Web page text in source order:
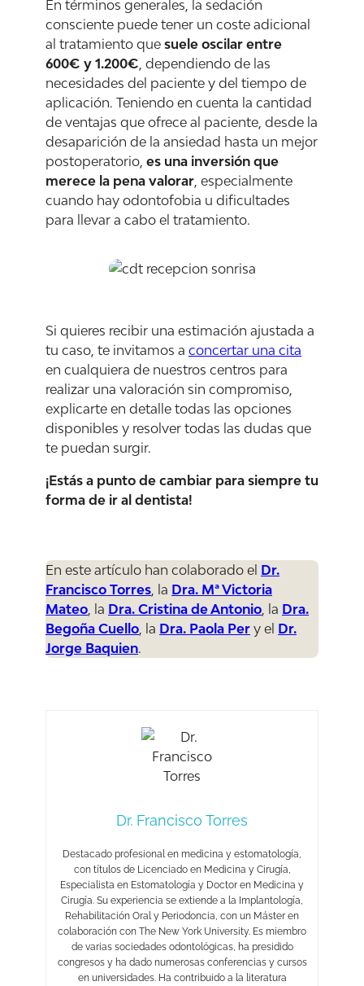
En términos generales, la sedación
consciente puede tener un coste adicional
al tratamiento que suele oscilar entre
600€ y 1.200€ , dependiendo de las
necesidades del paciente y del tiempo de
aplicación. Teniendo en cuenta la cantidad
de ventajas que ofrece al paciente, desde la
desaparición de la ansiedad hasta un mejor
postoperatorio, es una inversión que
merece la pena valorar , especialmente
cuando hay odontofobia u dificultades
para llevar a cabo el tratamiento.
Si quieres recibir una estimación ajustada a
tu caso, te invitamos a concertar una cita
en cualquiera de nuestros centros para
realizar una valoración sin compromiso,
explicarte en detalle todas las opciones
disponibles y resolver todas las dudas que
te puedan surgir.
¡Estás a punto de cambiar para siempre tu
forma de ir al dentista!
En este artículo han colaborado el Dr.
Francisco Torres , la Dra. Mª Victoria
Mateo , la Dra. Cristina de Antonio , la Dra.
Begoña Cuello , la Dra. Paola Per y el Dr.
Jorge Baquien.
Dr. Francisco Torres
Destacado profesional en medicina y estomatología,
con títulos de Licenciado en Medicina y Cirugía,
Especialista en Estomatología y Doctor en Medicina y
Cirugía. Su experiencia se extiende a la Implantología,
Rehabilitación Oral y Periodoncia, con un Máster en
colaboración con The New York University. Es miembro
de varias sociedades odontológicas, ha presidido
congresos y ha dado numerosas conferencias y cursos
en universidades. Ha contribuido a la literatura